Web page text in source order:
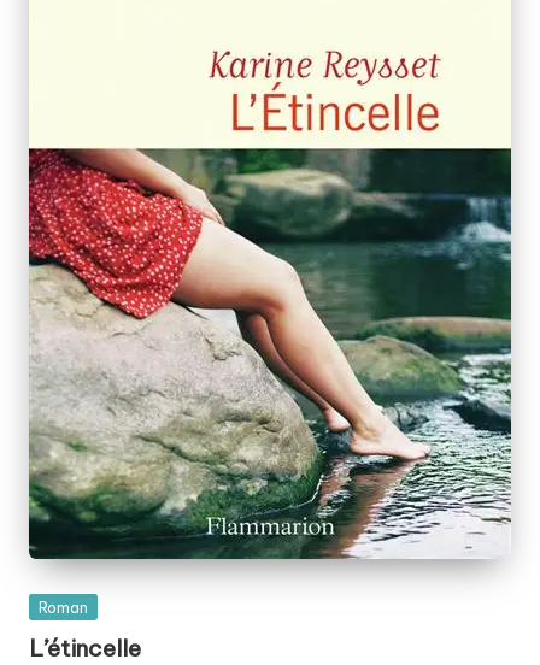
Posted
Roman
L’étincelle